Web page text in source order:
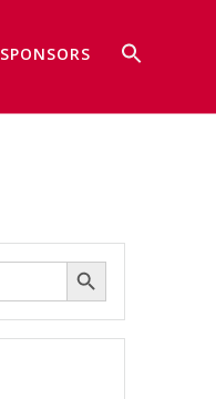
SPONSORS
Zoekknop